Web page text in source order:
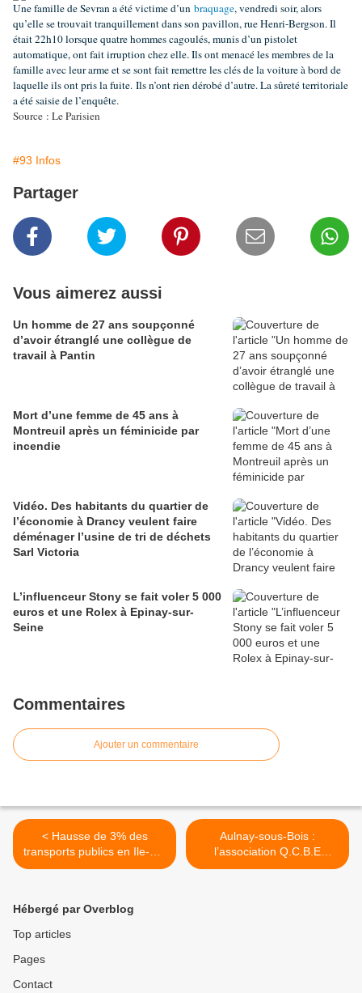
Une famille de Sevran a été victime d’un braquage, vendredi soir, alors
qu’elle se trouvait tranquillement dans son pavillon, rue Henri-Bergson. Il
était 22h10 lorsque quatre hommes cagoulés, munis d’un pistolet
automatique, ont fait irruption chez elle. Ils ont menacé les membres de la
famille avec leur arme et se sont fait remettre les clés de la voiture à bord de
laquelle ils ont pris la fuite. Ils n’ont rien dérobé d’autre. La sûreté territoriale
a été saisie de l’enquête.
Source : Le Parisien
#93 Infos
Partager
Vous aimerez aussi
Un homme de 27 ans soupçonné
d’avoir étranglé une collègue de
travail à Pantin
Mort d’une femme de 45 ans à
Montreuil après un féminicide par
incendie
Vidéo. Des habitants du quartier de
l’économie à Drancy veulent faire
déménager l’usine de tri de déchets
Sarl Victoria
L’influenceur Stony se fait voler 5 000
euros et une Rolex à Epinay-sur-
Seine
Commentaires
Ajouter un commentaire
< Hausse de 3% des
transports publics en Ile-de-
France le 1er janvier 2014 !
Aulnay-sous-Bois :
l’association Q.C.B.E
toujours vigilante et
Hébergé par Overblog
Top articles
Pages
Contact